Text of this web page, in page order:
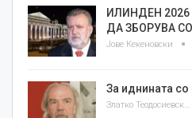
ИЛИНДЕН
ДА ЗБОРУВА
Јове Кекеновски
За иднината
Златко Теодосиевски